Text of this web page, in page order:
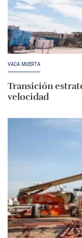
VACA MUERTA
Transición
velocidad